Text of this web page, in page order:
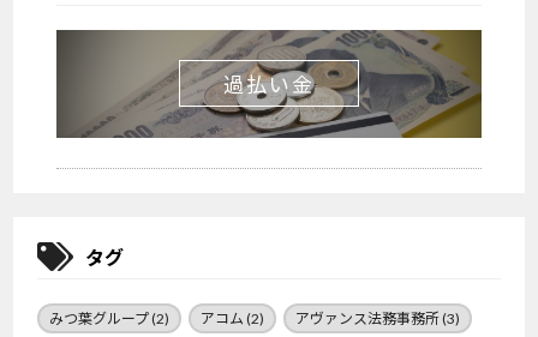
過払い金
タグ
みつ葉グループ(2) アコム (2) アヴァンス法務事務所(3)